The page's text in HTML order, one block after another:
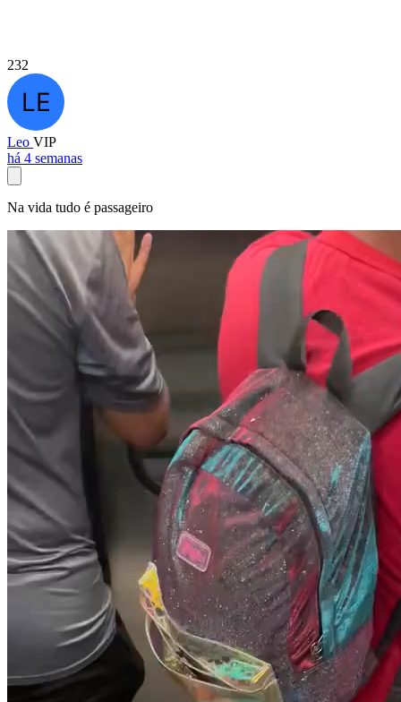
232
Leo VIP
há 4 semanas
Na vida tudo é passageiro